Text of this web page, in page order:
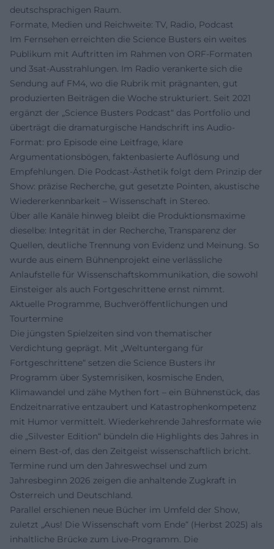
deutschsprachigen Raum.
Formate, Medien und Reichweite: TV, Radio, Podcast
Im Fernsehen erreichten die Science Busters ein weites
Publikum mit Auftritten im Rahmen von ORF-Formaten
und 3sat-Ausstrahlungen. Im Radio verankerte sich die
Sendung auf FM4, wo die Rubrik mit prägnanten, gut
produzierten Beiträgen die Woche strukturiert. Seit 2021
ergänzt der „Science Busters Podcast“ das Portfolio und
überträgt die dramaturgische Handschrift ins Audio-
Format: pro Episode eine Leitfrage, klare
Argumentationsbögen, faktenbasierte Auflösung und
Empfehlungen. Die Podcast-Ästhetik folgt dem Prinzip der
Show: präzise Recherche, gut gesetzte Pointen, akustische
Wiedererkennbarkeit – Wissenschaft in Stereo.
Über alle Kanäle hinweg bleibt die Produktionsmaxime
dieselbe: Integrität in der Recherche, Transparenz der
Quellen, deutliche Trennung von Evidenz und Meinung. So
wurde aus einem Bühnenprojekt eine verlässliche
Anlaufstelle für Wissenschaftskommunikation, die sowohl
Einsteiger als auch Fortgeschrittene ernst nimmt.
Aktuelle Programme, Buchveröffentlichungen und
Tourtermine
Die jüngsten Spielzeiten sind von thematischer
Verdichtung geprägt. Mit „Weltuntergang für
Fortgeschrittene“ setzen die Science Busters ihr
Programm über Systemrisiken, kosmische Enden,
Klimawandel und zähe Mythen fort – ein Bühnenstück, das
Endzeitnarrative entzaubert und Katastrophenkompetenz
mit Humor vermittelt. Wiederkehrende Jahresformate wie
die „Silvester Edition“ bündeln die Highlights des Jahres in
einem Best-of, das den Zeitgeist wissenschaftlich bricht.
Termine rund um den Jahreswechsel und zum
Jahresbeginn 2026 zeigen die anhaltende Zugkraft in
Österreich und Deutschland.
Parallel erschienen neue Bücher im Umfeld der Show,
zuletzt „Aus! Die Wissenschaft vom Ende“ (Herbst 2025) als
inhaltliche Brücke zum Live-Programm. Die